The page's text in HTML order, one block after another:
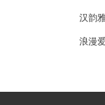
汉韵
浪漫